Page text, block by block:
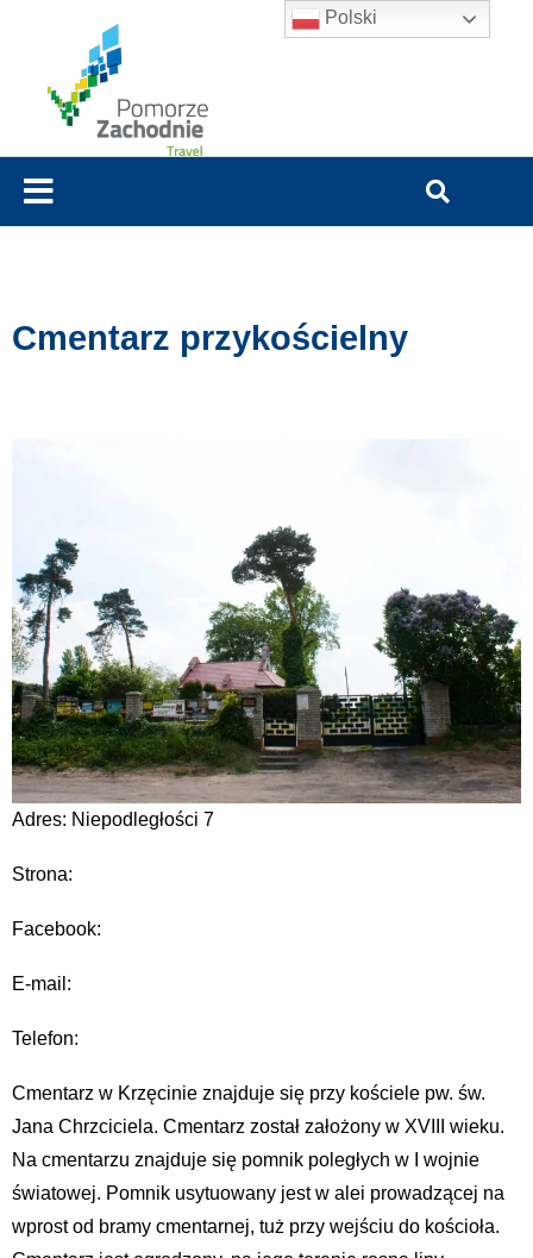
Cmentarz przykościelny
Adres: Niepodległości 7
Strona:
Facebook:
E-mail:
Telefon:
Cmentarz w Krzęcinie znajduje się przy kościele pw. św.
Jana Chrzciciela. Cmentarz został założony w XVIII wieku.
Na cmentarzu znajduje się pomnik poległych w I wojnie
światowej. Pomnik usytuowany jest w alei prowadzącej na
wprost od bramy cmentarnej, tuż przy wejściu do kościoła.
Polski